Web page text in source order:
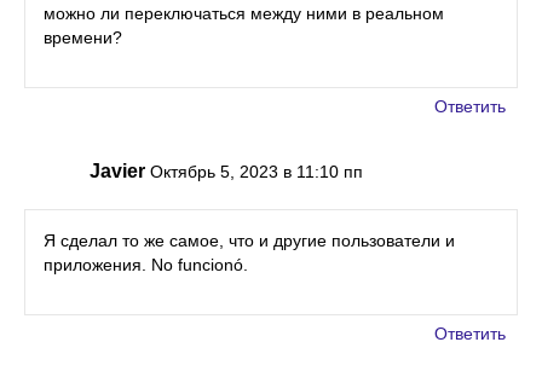
можно ли переключаться между ними в реальном
времени?
Ответить
Javier Октябрь 5, 2023 в 11:10 пп
Я сделал то же самое, что и другие пользователи и
приложения. No funcionó.
Ответить